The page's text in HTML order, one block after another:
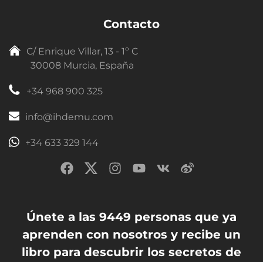
Contacto
C/ Enrique Villar, 13 - 1º C
30008 Murcia, España
+34 968 900 325
info@ihdemu.com
+34 633 329 144
Únete a las 9449 personas que ya
aprenden con nosotros y recibe un
libro para descubrir los secretos de